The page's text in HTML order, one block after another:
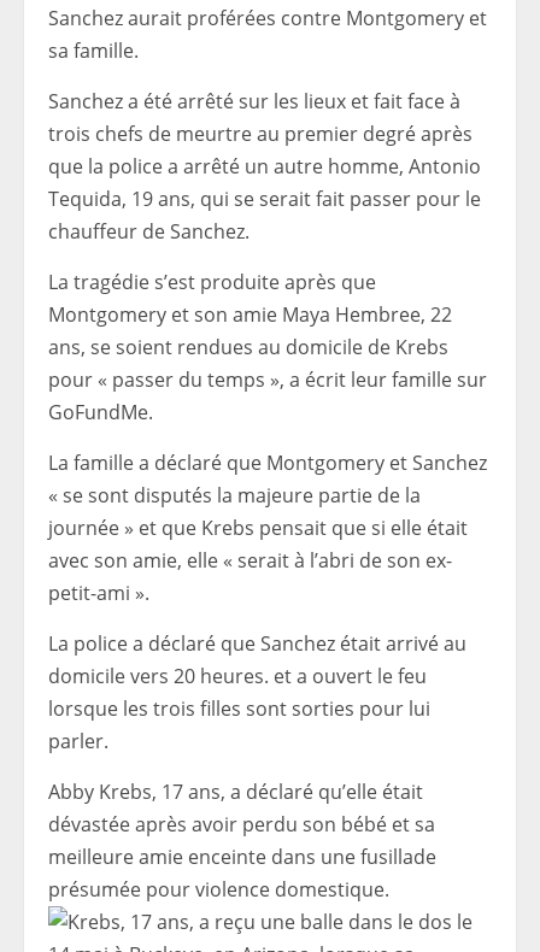
Sanchez aurait proférées contre Montgomery et
sa famille.
Sanchez a été arrêté sur les lieux et fait face à
trois chefs de meurtre au premier degré après
que la police a arrêté un autre homme, Antonio
Tequida, 19 ans, qui se serait fait passer pour le
chauffeur de Sanchez.
La tragédie s’est produite après que
Montgomery et son amie Maya Hembree, 22
ans, se soient rendues au domicile de Krebs
pour « passer du temps », a écrit leur famille sur
GoFundMe.
La famille a déclaré que Montgomery et Sanchez
« se sont disputés la majeure partie de la
journée » et que Krebs pensait que si elle était
avec son amie, elle « serait à l’abri de son ex-
petit-ami ».
La police a déclaré que Sanchez était arrivé au
domicile vers 20 heures. et a ouvert le feu
lorsque les trois filles sont sorties pour lui
parler.
Abby Krebs, 17 ans, a déclaré qu’elle était
dévastée après avoir perdu son bébé et sa
meilleure amie enceinte dans une fusillade
présumée pour violence domestique.